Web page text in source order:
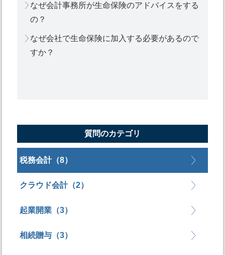
質問のカテゴリ
税務会計（8）
クラウド会計（2）
起業開業（3）
相続贈与（3）
なぜ会計事務所が生命保険のアドバイスをする
の？
なぜ会社で生命保険に加入する必要があるので
すか？